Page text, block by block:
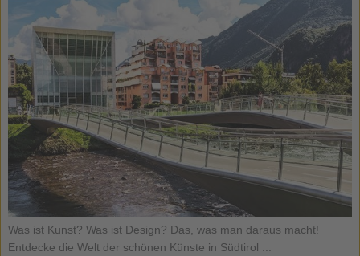
Was ist Kunst? Was ist Design? Das, was man daraus macht!
Entdecke die Welt der schönen Künste in Südtirol ...